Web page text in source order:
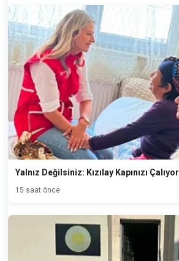
Yalnız Değilsiniz: Kızılay Kapınızı Çalıyor
15 saat önce